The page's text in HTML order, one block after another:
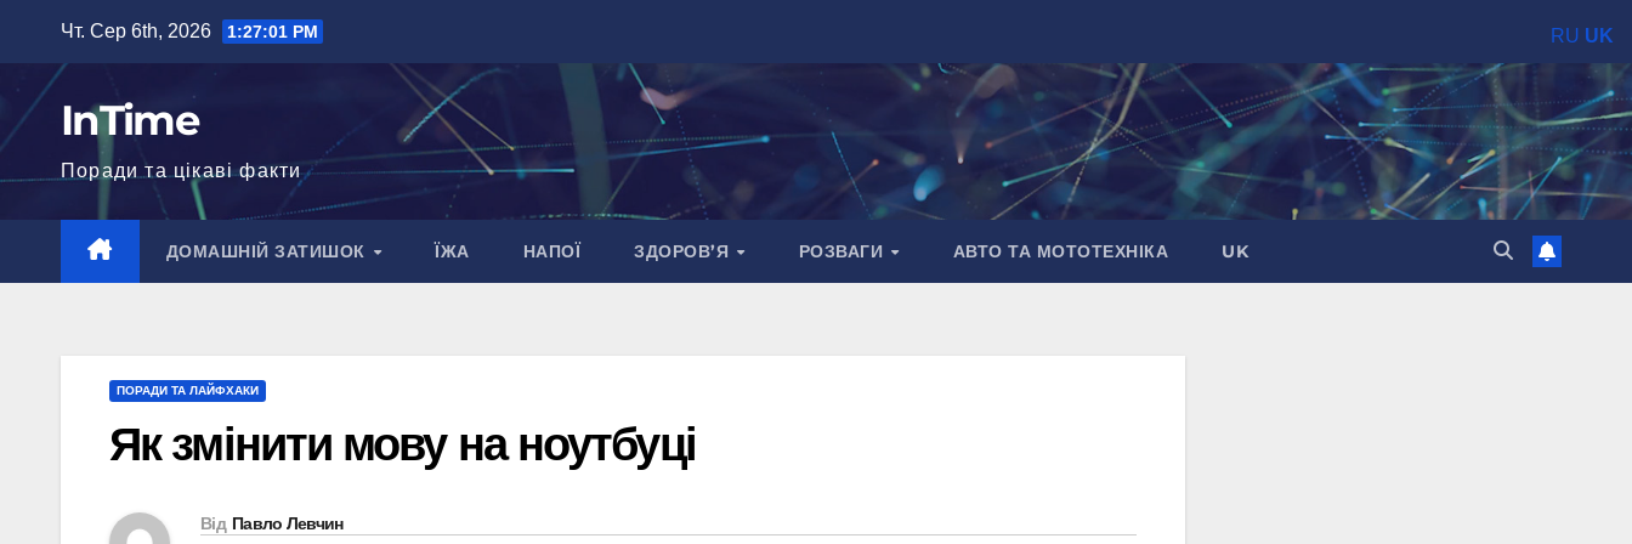
вмісту
Чт. Сер 6th, 2026 1:27:02 PM
InTime
Поради та цікаві факти
ДОМАШНІЙ ЗАТИШОК ЇЖА НАПОЇ ЗДОРОВ’Я РОЗВАГИ АВТО ТА МОТОТЕХНІКА UK
ПОРАДИ ТА ЛАЙФХАКИ
Як змінити мову на ноутбуці
Від Павло Левчин
RU UK